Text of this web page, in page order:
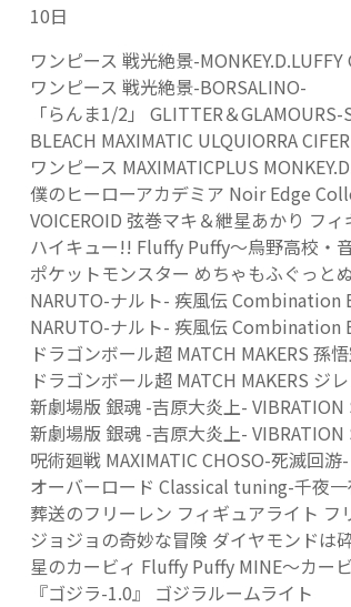
10日
ワンピース 戦光絶景-MONKEY.D.LUFFY
ワンピース 戦光絶景-BORSALINO-
「らんま1/2」 GLITTER＆GLAMOURS-
BLEACH MAXIMATIC ULQUIORRA CIFER
ワンピース MAXIMATICPLUS
僕のヒーローアカデミア Noir Edge
VOICEROID 弦巻マキ＆紲星あかり フ
ハイキュー!! Fluffy Puffy～烏野高校・
ポケットモンスター めちゃもふぐっと
NARUTO-ナルト- 疾風伝
NARUTO-ナルト- 疾風伝
ドラゴンボール超 MATCH MAKERS 孫
ドラゴンボール超 MATCH MAKERS ジ
新劇場版 銀魂 -吉原大炎上- VIBRATION
新劇場版 銀魂 -吉原大炎上- VIBRATION
呪術廻戦 MAXIMATIC CHOSO-死滅回游-
オーバーロード Classical tuning-千夜
葬送のフリーレン フィギュアライト フ
ジョジョの奇妙な冒険 ダイヤモンドは
星のカービィ Fluffy Puffy MINE～カー
『ゴジラ-1.0』 ゴジラルームライト